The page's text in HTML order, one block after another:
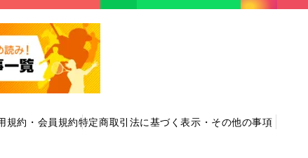
規約・会員規約特定商取引法に基づく表示・その他の事項